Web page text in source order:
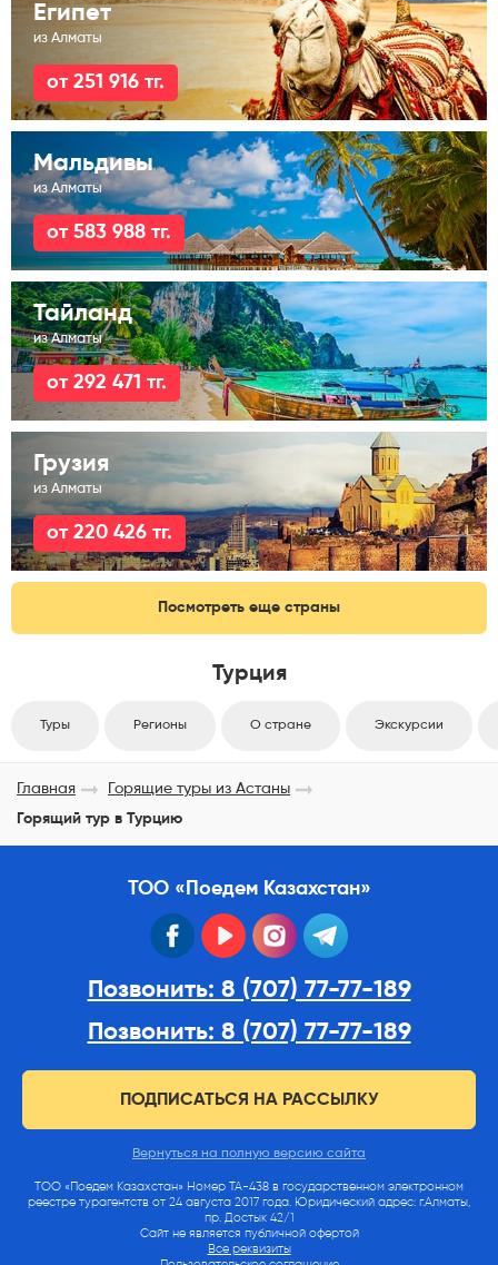
Египет
из Алматы
от 251 916 тг.
Мальдивы
из Алматы
от 583 988 тг.
Тайланд
из Алматы
от 292 471 тг.
Грузия
из Алматы
от 220 426 тг.
Посмотреть еще страны
Турция
Туры Регионы О стране Экскурсии
Главная
Горящие туры из Астаны
Горящий тур в Турцию
ТОО «Поедем Казахстан»
facebook youtube instagram
Позвонить: 8 (707) 77-77-189
Позвонить: 8 (707) 77-77-189
ПОДПИСАТЬСЯ НА РАССЫЛКУ
Вернуться на полную версию сайта
ТОО «Поедем Казахстан» Номер ТА-438 в государственном электронном
реестре турагентств от 24 августа 2017 года. Юридический адрес: г.Алматы,
пр. Достык 42/1
Сайт не является публичной офертой
Все реквизиты